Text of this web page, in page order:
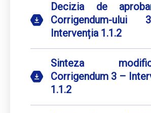
Decizia de
Corrigendum-
Intervenția 1.1.2
Sinteza
Corrigendum 3 –
1.1.2